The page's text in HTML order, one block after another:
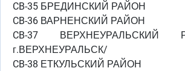
CB-35 БРЕДИНСКИЙ РАЙОН
CB-36 ВАРНЕНСКИЙ РАЙОН
CB-37 ВЕРХНЕУРАЛЬСКИЙ
г.ВЕРХНЕУРАЛЬСК/
CB-38 ЕТКУЛЬСКИЙ РАЙОН